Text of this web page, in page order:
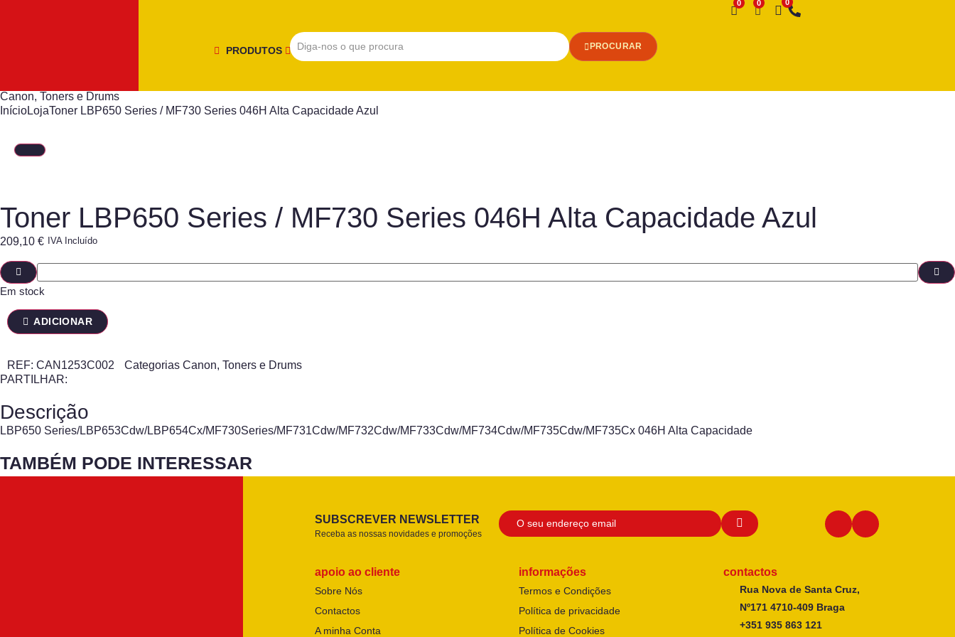
PRODUTOS PROCURAR
Desejo
Canon, Toners e Drums
InícioLojaToner LBP650 Series / MF730 Series 046H Alta Capacidade Azul
Toner LBP650 Series / MF730 Series 046H Alta Capacidade Azul
209,10 € IVA Incluído
Em stock
ADICIONAR
REF: CAN1253C002 Categorias Canon, Toners e Drums
PARTILHAR:
Descrição
LBP650 Series/LBP653Cdw/LBP654Cx/MF730Series/MF731Cdw/MF732Cdw/MF733Cdw/MF734Cdw/MF735Cdw/MF735Cx 046H Alta Capacidade
TAMBÉM PODE INTERESSAR
SUBSCREVER NEWSLETTER
Receba as nossas novidades e promoções
apoio ao cliente
Sobre Nós
Contactos
A minha Conta
informações
Termos e Condições
Política de privacidade
Política de Cookies
contactos
Rua Nova de Santa Cruz,
Nº171 4710-409 Braga
+351 935 863 121